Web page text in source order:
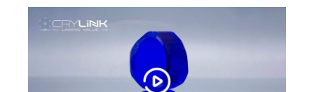
体，